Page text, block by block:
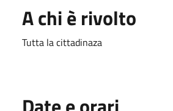
A chi è rivolto
Tutta la cittadinaza